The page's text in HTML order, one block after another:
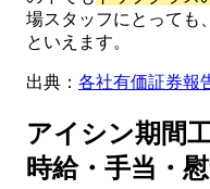
場スタッフにとっても
といえます。
出典： 各社有価証券報
アイシン期間
時給・手当・